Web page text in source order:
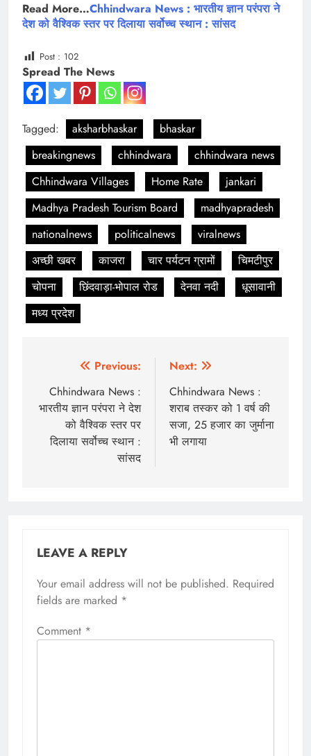
Read More…Chhindwara News : भारतीय ज्ञान परंपरा ने
देश को वैश्विक स्तर पर दिलाया सर्वोच्च स्थान : सांसद
Post : 102
Spread The News
Tagged: aksharbhaskar
bhaskar
breakingnews
chhindwara
chhindwara news
Chhindwara Villages
Home Rate
jankari
Madhya Pradesh Tourism Board
madhyapradesh
nationalnews
politicalnews
viralnews
अच्छी खबर
काजरा चार पर्यटन ग्रामों
चिमटीपुर
चोपना
छिंदवाड़ा-भोपाल रोड देनवा नदी
धूसावानी
मध्य प्रदेश
navigation
Previous:
Chhindwara News :
भारतीय ज्ञान परंपरा ने देश
को वैश्विक स्तर पर
दिलाया सर्वोच्च स्थान :
सांसद
Next:
Chhindwara News :
शराब तस्कर को 1 वर्ष की
सजा, 25 हजार का जुर्माना
भी लगाया
LEAVE A REPLY
Your email address will not be published. Required
fields are marked *
Comment *